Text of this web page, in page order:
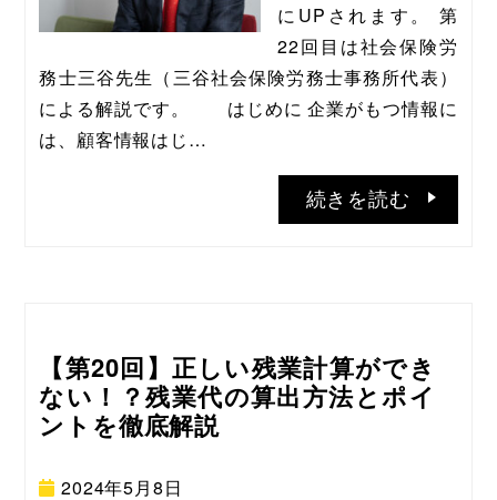
にUPされます。 第
22回目は社会保険労
務士三谷先生（三谷社会保険労務士事務所代表）
による解説です。       はじめに 企業がもつ情報に
は、顧客情報はじ…
続きを読む
【第20回】正しい残業計算ができ
ない！？残業代の算出方法とポイ
ントを徹底解説
2024年5月8日